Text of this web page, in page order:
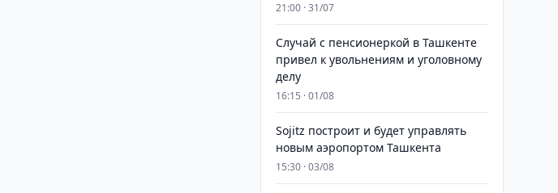
21:00 · 31/07
Случай с пенсионеркой в Ташкенте
привел к увольнениям и уголовному
делу
16:15 · 01/08
Sojitz построит и будет управлять
новым аэропортом Ташкента
15:30 · 03/08